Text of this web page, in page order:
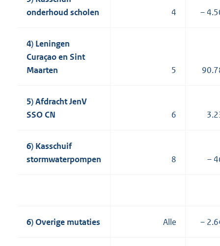
onderhoud scholen
4 –
4) Leningen
Curaçao en Sint
Maarten
5
5) Afdracht JenV
SSO CN
6
6) Kasschuif
stormwaterpompen
8 –
6) Overige mutaties Alle –